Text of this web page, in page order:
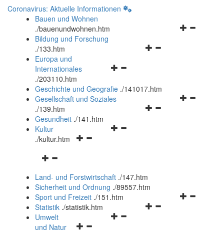
Coronavirus: Aktuelle Informationen
Bauen und Wohnen
./bauenundwohnen.htm
Navigationsmenü
Bildung und Forschung
./133.htm
Navigationsmenü
und
schließen
Europa und
Internationales
./203110.htm
Geschichte und Geografie ./141017.htm
Navigationsmenü
Gesellschaft und Soziales
./139.htm
Navigationsmenü
Gesundheit ./141.htm
Navigationsmenü
Kultur
./kultur.htm
Navigationsmenü
und
schließen
Land- und Forstwirtschaft ./147.htm
Sicherheit und Ordnung ./89557.htm
Navigationsmenü
Sport und Freizeit ./151.htm
Navigationsmenü
Statistik ./statistik.htm
Navigationsmenü
Umwelt
und Natur